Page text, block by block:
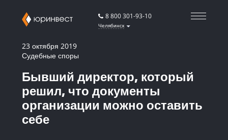
8 800 301-93-10
Челябинск
23 октября 2019
Судебные споры
Бывший директор, который
решил, что документы
организации можно оставить
себе